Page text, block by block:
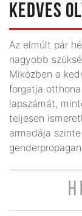
KEDVES
Az elmúlt pár
nagyobb
Miközben a
forgatja
lapszámát,
teljesen
armadája